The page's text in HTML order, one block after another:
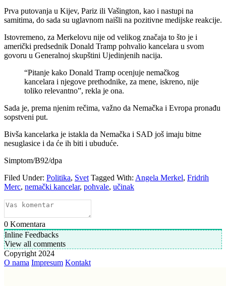
Prva putovanja u Kijev, Pariz ili Vašington, kao i nastupi na
samitima, do sada su uglavnom naišli na pozitivne medijske reakcije.
Istovremeno, za Merkelovu nije od velikog značaja to što je i
američki predsednik Donald Tramp pohvalio kancelara u svom
govoru u Generalnoj skupštini Ujedinjenih nacija.
“Pitanje kako Donald Tramp ocenjuje nemačkog
kancelara i njegove prethodnike, za mene, iskreno, nije
toliko relevantno”, rekla je ona.
Sada je, prema njenim rečima, važno da Nemačka i Evropa pronađu
sopstveni put.
Bivša kancelarka je istakla da Nemačka i SAD još imaju bitne
nesuglasice i da će ih biti i ubuduće.
Simptom/B92/dpa
Filed Under: Politika, Svet Tagged With: Angela Merkel, Fridrih
Merc, nemački kancelar, pohvale, učinak
0 Komentara
Inline Feedbacks
View all comments
Copyright 2024
O nama Impresum Kontakt